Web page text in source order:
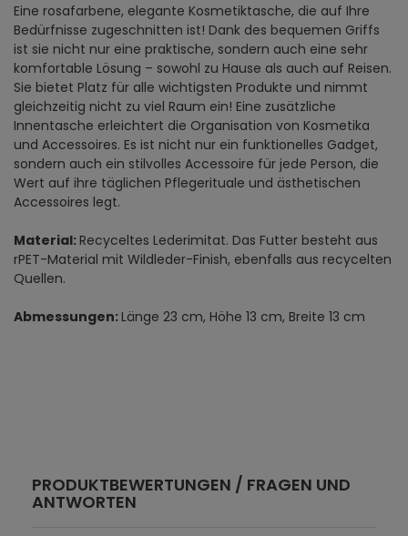
Eine rosafarbene, elegante Kosmetiktasche, die auf Ihre
Bedürfnisse zugeschnitten ist! Dank des bequemen Griffs
ist sie nicht nur eine praktische, sondern auch eine sehr
komfortable Lösung – sowohl zu Hause als auch auf Reisen.
Sie bietet Platz für alle wichtigsten Produkte und nimmt
gleichzeitig nicht zu viel Raum ein! Eine zusätzliche
Innentasche erleichtert die Organisation von Kosmetika
und Accessoires. Es ist nicht nur ein funktionelles Gadget,
sondern auch ein stilvolles Accessoire für jede Person, die
Wert auf ihre täglichen Pflegerituale und ästhetischen
Accessoires legt.
Material:Recyceltes Lederimitat. Das Futter besteht aus
rPET-Material mit Wildleder-Finish, ebenfalls aus recycelten
Quellen.
Abmessungen:Länge 23 cm, Höhe 13 cm, Breite 13 cm
PRODUKTBEWERTUNGEN / FRAGEN UND
ANTWORTEN